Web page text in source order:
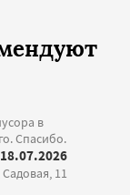
в
Спасибо.
11